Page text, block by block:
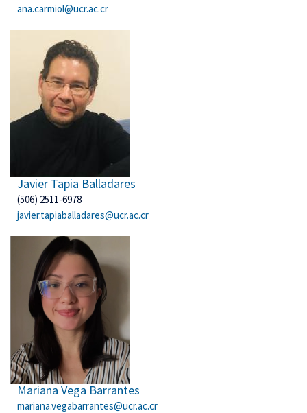
ana.carmiol@ucr.ac.cr
Javier Tapia Balladares
(506) 2511-6978
javier.tapiaballadares@ucr.ac.cr
Mariana Vega Barrantes
mariana.vegabarrantes@ucr.ac.cr